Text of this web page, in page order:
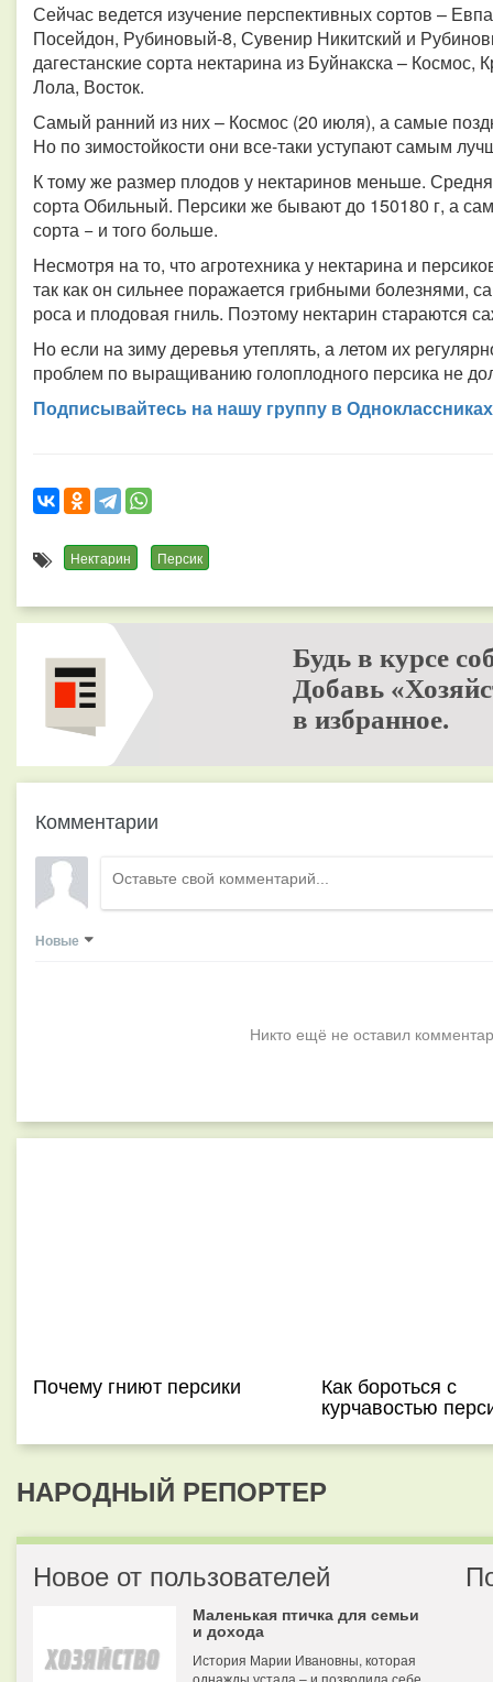
Сейчас ведется изучение перспективных сортов –
Посейдон, Рубиновый-8, Сувенир Никитский и
дагестанские сорта нектарина из Буйнакска –
Лола, Восток.
Самый ранний из них – Космос (20 июля), а самые
Но по зимостойкости они все-таки уступают самым
К тому же размер плодов у нектаринов меньше.
сорта Обильный. Персики же бывают до 150180 г, а
сорта − и того больше.
Несмотря на то, что агротехника у нектарина и
так как он сильнее поражается грибными болезнями,
роса и плодовая гниль. Поэтому нектарин стараются
Но если на зиму деревья утеплять, а летом их
проблем по выращиванию голоплодного персика не
Подписывайтесь на нашу группу в Одноклассниках
Нектарин Персик
Будь в курсе
Добавь
в избранное.
Комментарии
Новые
Никто ещё не оставил
Почему гниют персики Как бороться с
курчавостью
НАРОДНЫЙ РЕПОРТЕР
Новое от пользователей
Маленькая птичка для семьи
и дохода
История Марии Ивановны, которая
однажды устала – и позволила себе